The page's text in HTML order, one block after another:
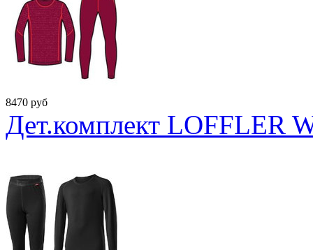
8470 руб
Дет.комплект LOFFLER